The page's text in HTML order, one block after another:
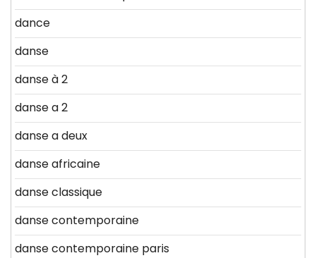
dance
danse
danse à 2
danse a 2
danse a deux
danse africaine
danse classique
danse contemporaine
danse contemporaine paris